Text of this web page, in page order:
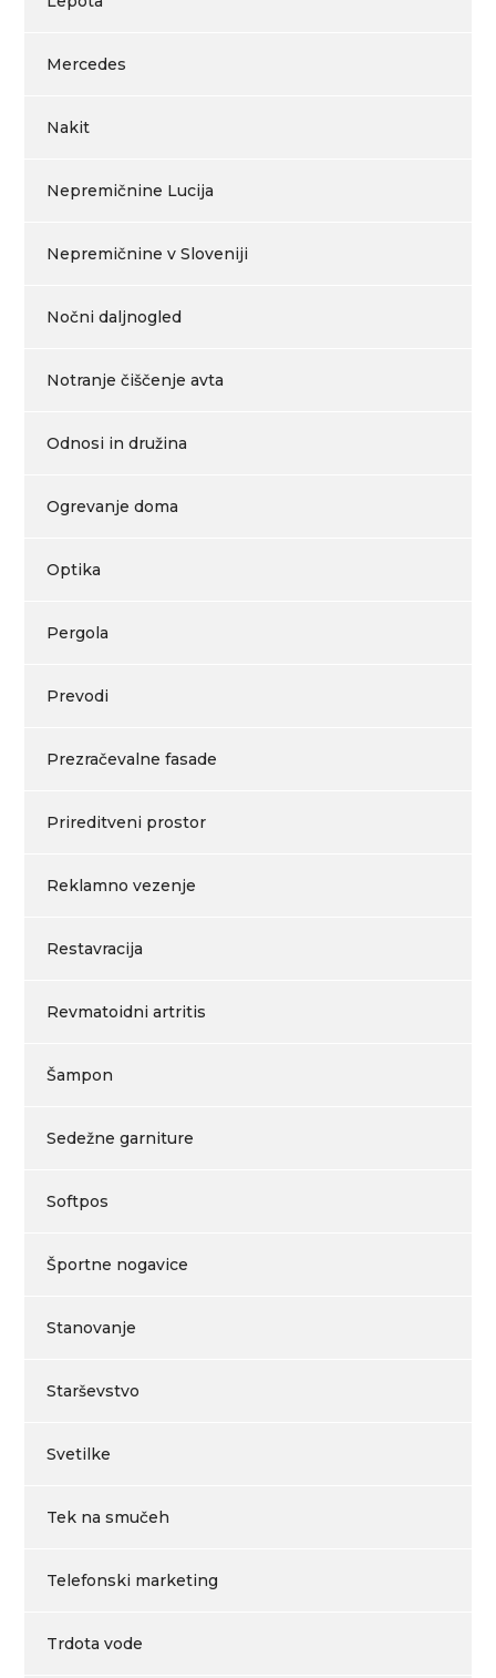
Mercedes
Nakit
Nepremičnine Lucija
Nepremičnine v Sloveniji
Nočni daljnogled
Notranje čiščenje avta
Odnosi in družina
Ogrevanje doma
Optika
Pergola
Prevodi
Prezračevalne fasade
Prireditveni prostor
Reklamno vezenje
Restavracija
Revmatoidni artritis
Šampon
Sedežne garniture
Softpos
Športne nogavice
Stanovanje
Starševstvo
Svetilke
Tek na smučeh
Telefonski marketing
Trdota vode